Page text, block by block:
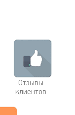
Отзывы
клиентов